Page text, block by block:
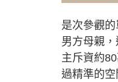
是次參觀
男方母親
主斥資約
過精準的